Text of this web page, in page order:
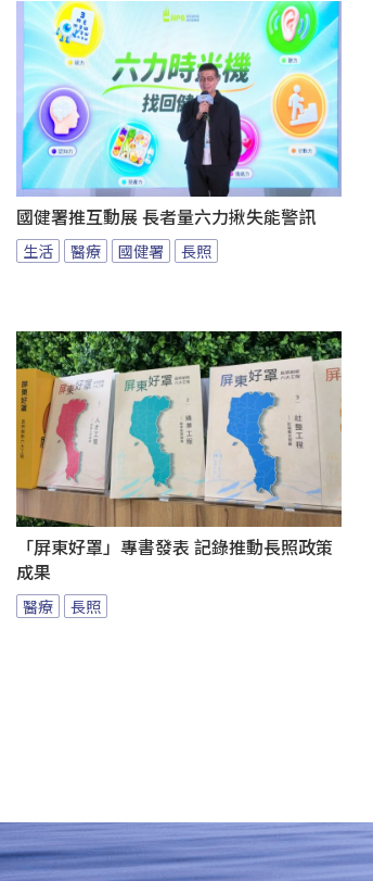
國健署推互動展 長者量六力揪失能警訊
生活 醫療 國健署 長照
「屏東好罩」專書發表 記錄推動長照政策
成果
醫療 長照